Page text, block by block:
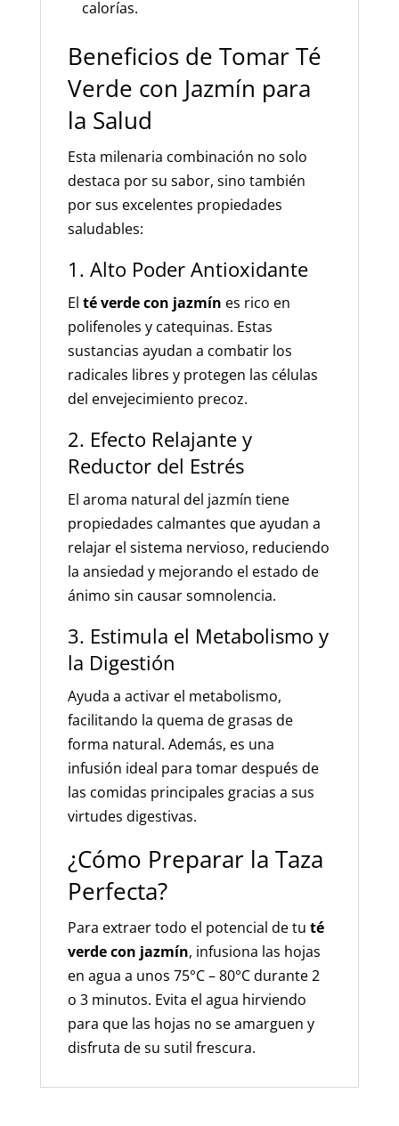
calorías.
Beneficios de Tomar Té
Verde con Jazmín para
la Salud
Esta milenaria combinación no solo
destaca por su sabor, sino también
por sus excelentes propiedades
saludables:
1. Alto Poder Antioxidante
El té verde con jazmín es rico en
polifenoles y catequinas. Estas
sustancias ayudan a combatir los
radicales libres y protegen las células
del envejecimiento precoz.
2. Efecto Relajante y
Reductor del Estrés
El aroma natural del jazmín tiene
propiedades calmantes que ayudan a
relajar el sistema nervioso, reduciendo
la ansiedad y mejorando el estado de
ánimo sin causar somnolencia.
3. Estimula el Metabolismo y
la Digestión
Ayuda a activar el metabolismo,
facilitando la quema de grasas de
forma natural. Además, es una
infusión ideal para tomar después de
las comidas principales gracias a sus
virtudes digestivas.
¿Cómo Preparar la Taza
Perfecta?
Para extraer todo el potencial de tu té
verde con jazmín, infusiona las hojas
en agua a unos 75°C – 80°C durante 2
o 3 minutos. Evita el agua hirviendo
para que las hojas no se amarguen y
disfruta de su sutil frescura.